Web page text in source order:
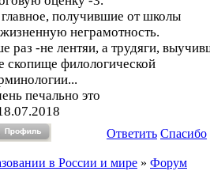
получившие от школы
неграмотность.
раз -не лентяи, а трудяги,
скопище филологической
печально это
Ответить Спасибо
в России и мире » Форум